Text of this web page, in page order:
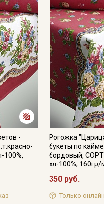
-
100%,
Рогожка
букеты по
бордовый,
хл-100%, 160гр/
350 руб.
Только